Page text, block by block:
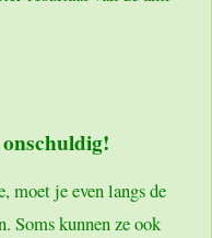
moet je even langs de
Soms kunnen ze ook